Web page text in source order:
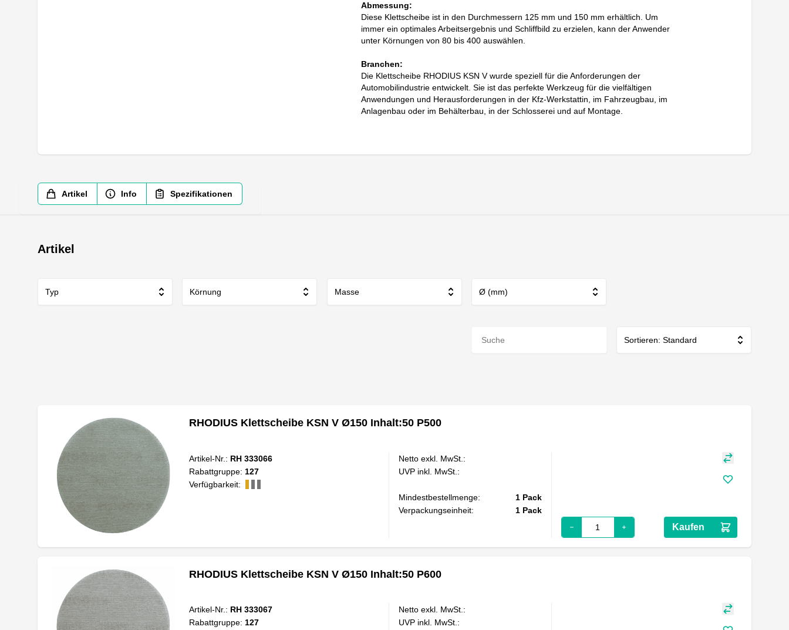
Abmessung:
Diese Klettscheibe ist in den Durchmessern 125 mm und 150 mm erhältlich. Um
immer ein optimales Arbeitsergebnis und Schliffbild zu erzielen, kann der Anwender
unter Körnungen von 80 bis 400 auswählen.
Branchen:
Die Klettscheibe RHODIUS KSN V wurde speziell für die Anforderungen der
Automobilindustrie entwickelt. Sie ist das perfekte Werkzeug für die vielfältigen
Anwendungen und Herausforderungen in der Kfz-Werkstattin, im Fahrzeugbau, im
Anlagenbau oder im Behälterbau, in der Schlosserei und auf Montage.
Artikel Info Spezifikationen
Artikel
Typ Körnung Masse Ø (mm)
Sortieren: Standard
RHODIUS Klettscheibe KSN V Ø150 Inhalt:50 P500
Artikel-Nr.: RH 333066
Rabattgruppe: 127
Verfügbarkeit:
Netto exkl. MwSt.:
UVP inkl. MwSt.:
Mindestbestellmenge: 1 Pack
Verpackungseinheit:
1 Pack
Kaufen
RHODIUS Klettscheibe KSN V Ø150 Inhalt:50 P600
Artikel-Nr.: RH 333067
Rabattgruppe: 127
Netto exkl. MwSt.:
UVP inkl. MwSt.: